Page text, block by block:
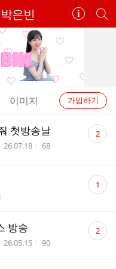
은빈
카
페
보
기
개
별
가입하기
이미지
첫방송날
작성시간
26.07.18 조회수
68
댓
글 2
수
댓
글 1
방송
작성시간
26.05.15 조회수
90
댓
글 2